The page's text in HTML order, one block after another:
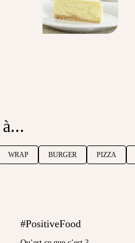
WRAP BURGER PIZZA
#PositiveFood